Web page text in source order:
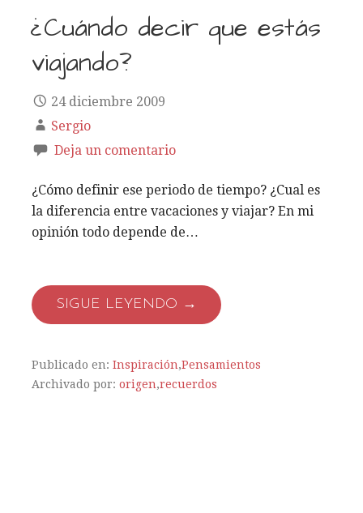
¿Cuándo decir que estás
viajando?
24 diciembre 2009
Sergio
Deja un comentario
¿Cómo definir ese periodo de tiempo? ¿Cual es
la diferencia entre vacaciones y viajar? En mi
opinión todo depende de…
SIGUE LEYENDO →
Publicado en: Inspiración,Pensamientos
Archivado por: origen,recuerdos